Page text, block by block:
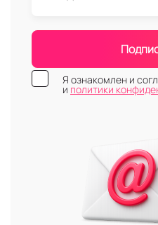
Я ознакомлен и
и политики